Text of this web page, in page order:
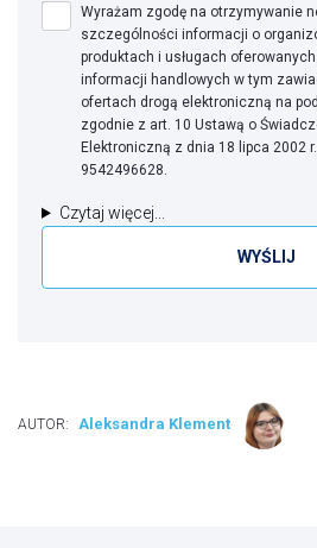
Wyrażam zgodę na otrzymywanie
szczególności informacji o
produktach i usługach
informacji handlowych w tym
ofertach drogą elektroniczną na
zgodnie z art. 10 Ustawą o
Elektroniczną z dnia 18 lipca 2002 r.
9542496628.
Czytaj więcej...
AUTOR: Aleksandra Klement